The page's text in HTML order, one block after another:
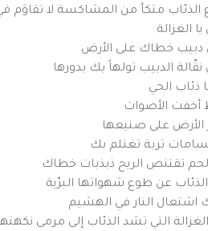
الذئاب متكأ من المشاكسة لا تقاوَم
الغزالة
دبيب خطاك على الأرض
نقّالة الدبيب تولهاً بك بدورها
ذئاب الحي
أخفت الأصوات
على صنيعها
تربة تغتلم بك
تقتنص الريح ذبذبات خطاك
عن طوع شهواتها البرّية
اشتعال النار في الهشيم
التي تشد الذئاب إلى مرمى